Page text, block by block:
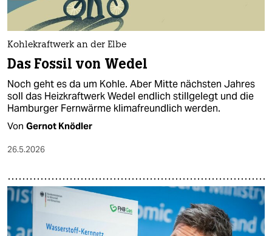
Kohlekraftwerk an der Elbe
Das Fossil von Wedel
Noch geht es da um Kohle. Aber Mitte nächsten Jahres
soll das Heizkraftwerk Wedel endlich stillgelegt und die
Hamburger Fernwärme klimafreundlich werden.
Von Gernot Knödler
26.5.2026